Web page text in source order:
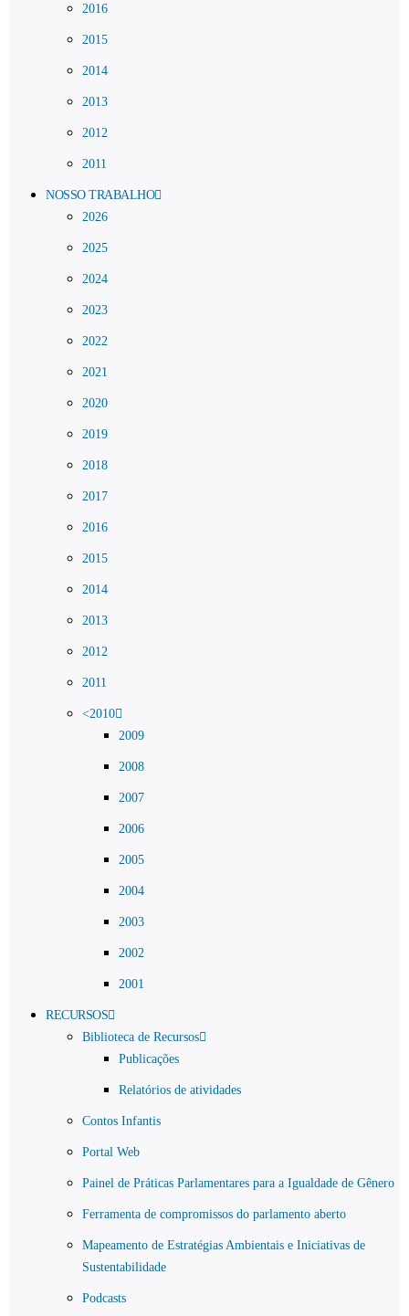
2016
2015
2014
2013
2012
2011
NOSSO TRABALHO
2026
2025
2024
2023
2022
2021
2020
2019
2018
2017
2016
2015
2014
2013
2012
2011
<2010
2009
2008
2007
2006
2005
2004
2003
2002
2001
RECURSOS
Biblioteca de Recursos
Publicações
Relatórios de atividades
Contos Infantis
Portal Web
Painel de Práticas Parlamentares para a Igualdade de Gênero
Ferramenta de compromissos do parlamento aberto
Mapeamento de Estratégias Ambientais e Iniciativas de
Sustentabilidade
Podcasts